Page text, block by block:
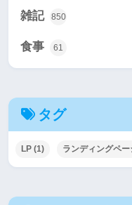
雑記 850
食事 61
タグ
LP (1) ランディングペー